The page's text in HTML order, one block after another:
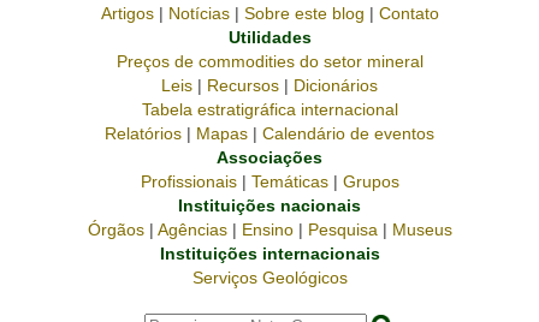
Artigos| Notícias| Sobre este blog | Contato
Utilidades
Preços de commodities do setor mineral
Leis | Recursos | Dicionários
Tabela estratigráfica internacional
Relatórios | Mapas | Calendário de eventos
Associações
Profissionais| Temáticas| Grupos
Instituições nacionais
Órgãos| Agências| Ensino| Pesquisa | Museus
Instituições internacionais
Serviços Geológicos